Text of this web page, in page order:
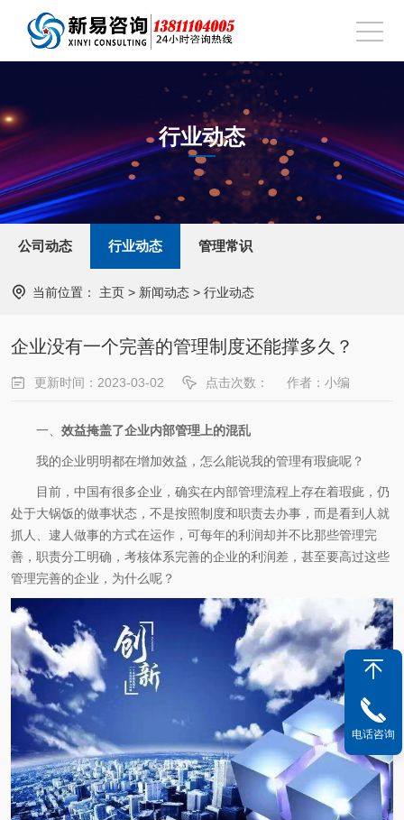
行业动态
公司动态 行业动态 管理常识
当前位置： 主页 > 新闻动态 > 行业动态
企业没有一个完善的管理制度还能撑多久？
更新时间：2023-03-02 点击次数： 作者：小编
一、 效益掩盖了企业内部管理上的混乱
我的企业明明都在增加效益，怎么能说我的管理有瑕疵呢？
目前，中国有很多企业，确实在内部管理流程上存在着瑕疵，仍
处于大锅饭的做事状态，不是按照制度和职责去办事，而是看到人就
抓人、逮人做事的方式在运作，可每年的利润却并不比那些管理完
善，职责分工明确，考核体系完善的企业的利润差，甚至要高过这些
管理完善的企业，为什么呢？
电话咨询